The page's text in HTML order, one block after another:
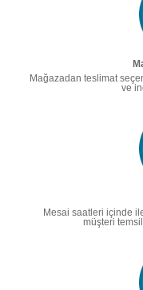
Mağazadan teslimat
ve
Mesai saatleri içinde
müşteri